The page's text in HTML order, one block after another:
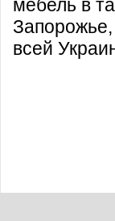
мебель в
всей